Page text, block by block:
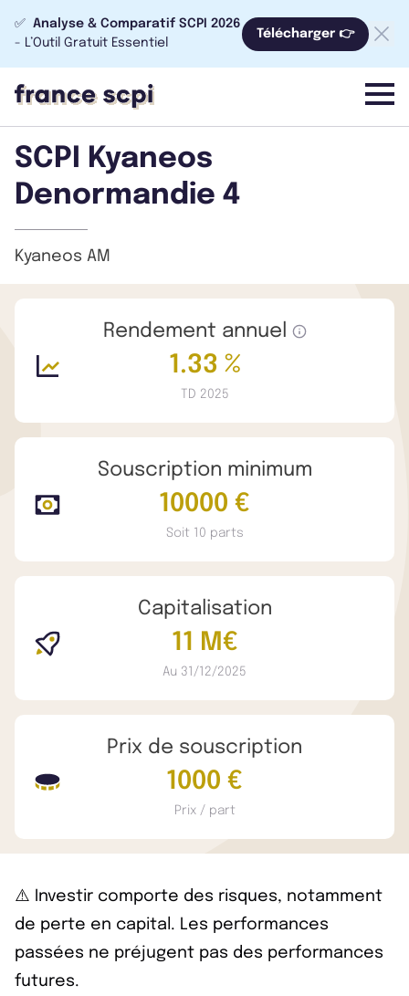
✅ Analyse & Comparatif SCPI 2026
- L’Outil Gratuit Essentiel
Télécharger 👉
menu
SCPI Kyaneos
Denormandie 4
Kyaneos AM
Rendement annuel
1.33 %
TD 2025
Souscription minimum
10000 €
Soit 10 parts
Capitalisation
11 M€
Au 31/12/2025
Prix de souscription
1000 €
Prix / part
⚠️ Investir comporte des risques, notamment
de perte en capital. Les performances
passées ne préjugent pas des performances
futures.